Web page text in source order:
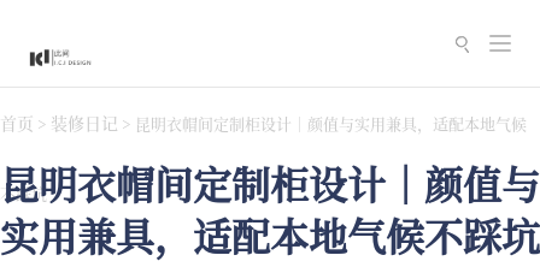
切
换
导
航
首页 > 装修日记 > 昆明衣帽间定制柜设计｜颜值与实用兼具，适配本地气候
不踩坑
昆明衣帽间定制柜设计｜颜值与
实用兼具，适配本地气候不踩坑